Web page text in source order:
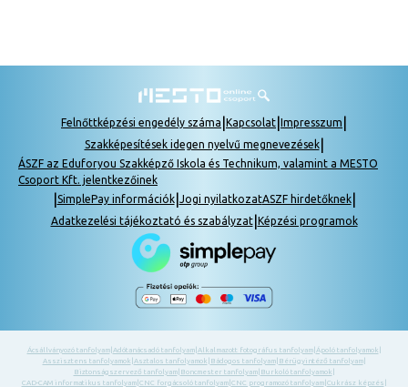
Felnőttképzési engedély száma Kapcsolat Impresszum
Szakképesítések idegen nyelvű megnevezések|
ÁSZF az Eduforyou Szakképző Iskola és Technikum, valamint a MESTO
Csoport Kft. jelentkezőinek
SimplePay információk| Jogi nyilatkozatASZF hirdetőknek|
Adatkezelési tájékoztató és szabályzat| Képzési programok
Ácsállványozó tanfolyam| Adótanácsadó tanfolyam| Alkalmazott fotográfus tanfolyam| Ápoló tanfolyamok
Asszisztens tanfolyamok Asztalos tanfolyamok Bádogos tanfolyam| Bérügyintéző tanfolyam|
Biztonságszervező tanfolyam| Boncmester tanfolyam| Burkoló tanfolyamok
CAD-CAM informatikus tanfolyam| CNC forgácsoló tanfolyam| CNC programozó tanfolyam| Cukrász képzés